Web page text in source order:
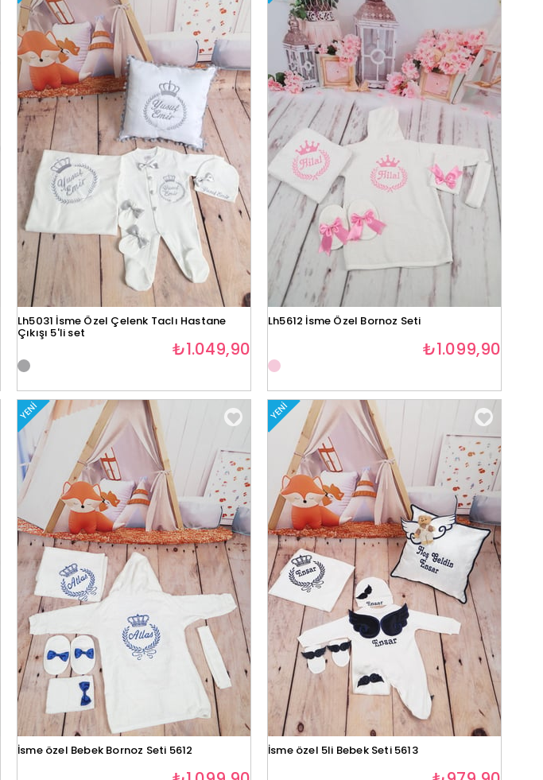
Lh5031 İsme Özel Çelenk Taclı Hastane
Çıkışı 5'li set
₺1.049,90
Lh5612 İsme Özel Bornoz Seti
₺1.099,90
YENI
İsme özel Bebek Bornoz Seti 5612
YENI
İsme özel 5li Bebek Seti 5613